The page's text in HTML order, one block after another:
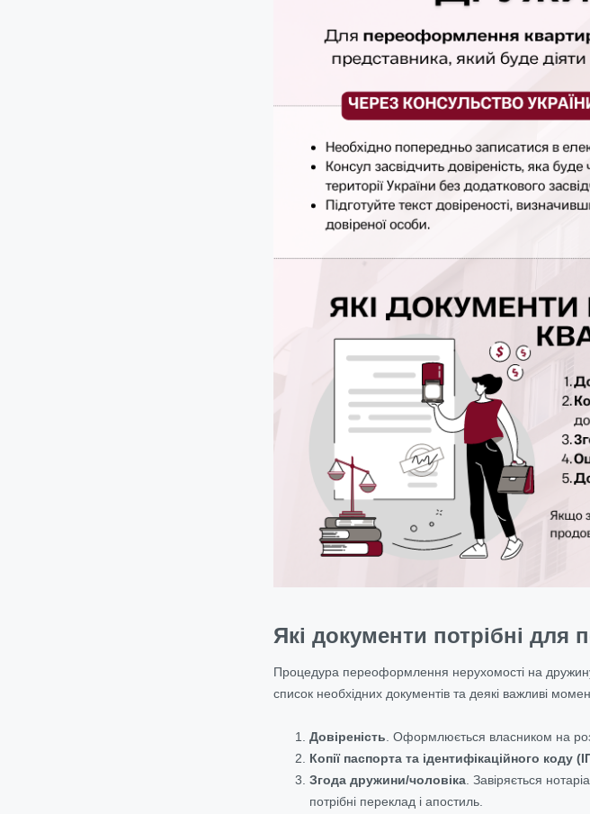
Які документи потрібні
Процедура переоформлення нерухомості на
список необхідних документів та деякі важливі
Довіреність . Оформлюється власником на
Копії паспорта та ідентифікаційного коду
Згода дружини/чоловіка . Завіряється
потрібні переклад і апостиль.